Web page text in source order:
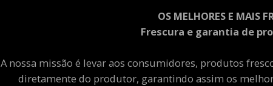
OS MELHORES E MAIS
Frescura e garantia de
A nossa missão é levar aos consumidores, produtos
diretamente do produtor, garantindo assim os